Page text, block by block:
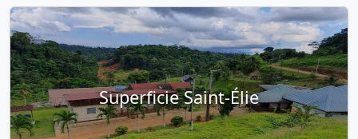
Superficie Saint-Élie